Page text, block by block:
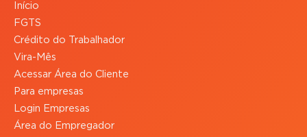
Início
FGTS
Crédito do Trabalhador
Vira-Mês
Acessar Área do Cliente
Para empresas
Login Empresas
Área do Empregador